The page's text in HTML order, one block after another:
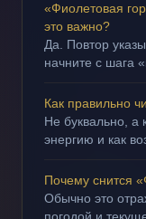
«Фиолетовая
это важно?
Да. Повтор
начните с шага
Как правильно
Не буквально, а
энергию и как
Почему снится
Обычно это